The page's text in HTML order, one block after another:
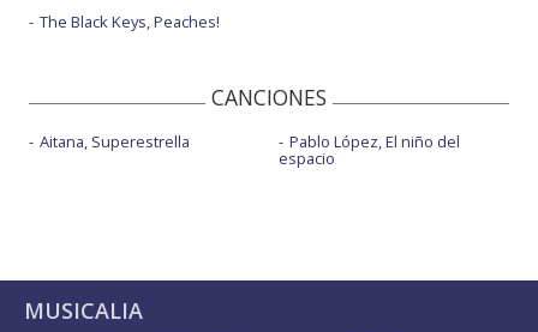
The Black Keys, Peaches!
CANCIONES
Aitana, Superestrella Pablo López, El niño del
espacio
MUSICALIA